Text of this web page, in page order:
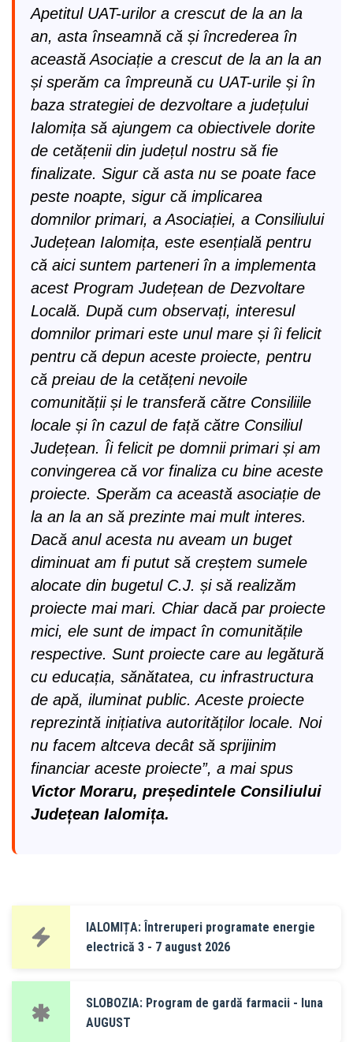
Apetitul UAT-urilor a crescut de la an la
an, asta înseamnă că și încrederea în
această Asociație a crescut de la an la an
și sperăm ca împreună cu UAT-urile și în
baza strategiei de dezvoltare a județului
Ialomița să ajungem ca obiectivele dorite
de cetățenii din județul nostru să fie
finalizate. Sigur că asta nu se poate face
peste noapte, sigur că implicarea
domnilor primari, a Asociației, a Consiliului
Județean Ialomița, este esențială pentru
că aici suntem parteneri în a implementa
acest Program Județean de Dezvoltare
Locală. După cum observați, interesul
domnilor primari este unul mare și îi felicit
pentru că depun aceste proiecte, pentru
că preiau de la cetățeni nevoile
comunității și le transferă către Consiliile
locale și în cazul de față către Consiliul
Județean. Îi felicit pe domnii primari și am
convingerea că vor finaliza cu bine aceste
proiecte. Sperăm ca această asociație de
la an la an să prezinte mai mult interes.
Dacă anul acesta nu aveam un buget
diminuat am fi putut să creștem sumele
alocate din bugetul C.J. și să realizăm
proiecte mai mari. Chiar dacă par proiecte
mici, ele sunt de impact în comunitățile
respective. Sunt proiecte care au legătură
cu educația, sănătatea, cu infrastructura
de apă, iluminat public. Aceste proiecte
reprezintă inițiativa autorităților locale. Noi
nu facem altceva decât să sprijinim
financiar aceste proiecte”, a mai spus
Victor Moraru, președintele Consiliului
Județean Ialomița.
IALOMIȚA: Întreruperi programate energie
electrică 3 - 7 august 2026
SLOBOZIA: Program de gardă farmacii - luna
AUGUST